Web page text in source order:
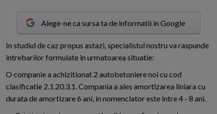
Alege-ne ca sursa ta de informatii in Google
In studiul de caz propus astazi, specialistul nostru va raspunde
intrebarilor formulate in urmatoarea situatie:
O companie a achizitionat 2 autobetoniere noi cu cod
clasificatie 2.1.20.3.1. Compania a ales amortizarea liniara cu
durata de amortizare 6 ani, in nomenclator este intre 4 - 8 ani.